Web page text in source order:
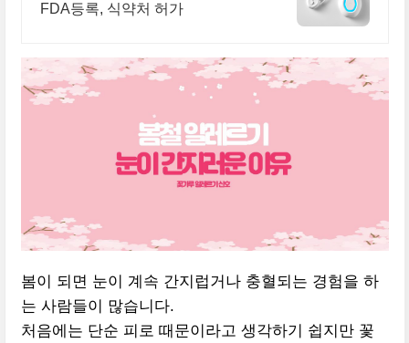
FDA등록, 식약처 허가
봄이 되면 눈이 계속 간지럽거나 충혈되는 경험을 하
는 사람들이 많습니다.
처음에는 단순 피로 때문이라고 생각하기 쉽지만 꽃